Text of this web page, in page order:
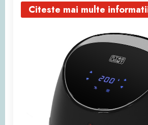
Citeste mai multe